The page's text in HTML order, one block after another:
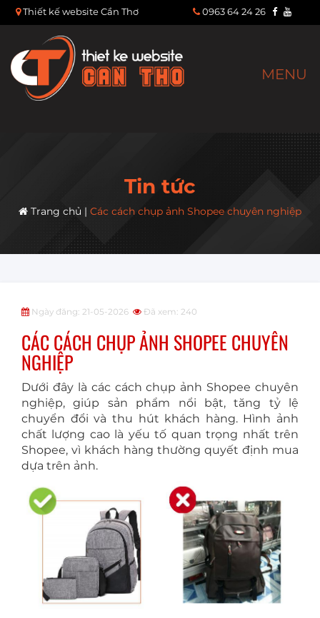
Thiết kế website Cần Thơ 0963 64 24 26
Tin tức
Trang chủ | Các cách chụp ảnh Shopee chuyên nghiệp
Ngày đăng: 21-05-2026 Đã xem: 240
CÁC CÁCH CHỤP ẢNH SHOPEE CHUYÊN
NGHIỆP
Dưới đây là các cách chụp ảnh Shopee chuyên
nghiệp, giúp sản phẩm nổi bật, tăng tỷ lệ
chuyển đổi và thu hút khách hàng. Hình ảnh
chất lượng cao là yếu tố quan trọng nhất trên
Shopee, vì khách hàng thường quyết định mua
dựa trên ảnh.
MENU